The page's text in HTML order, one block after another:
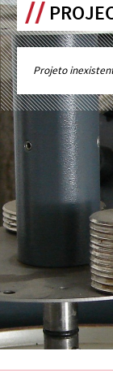
Projeto